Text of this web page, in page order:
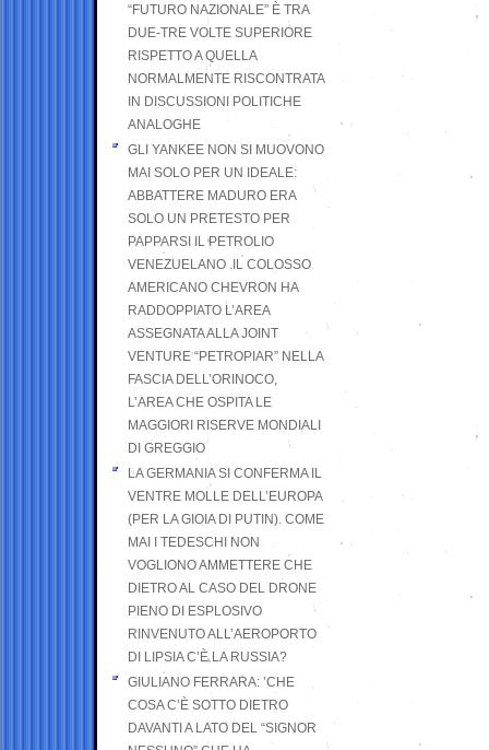
“FUTURO NAZIONALE” È TRA
DUE-TRE VOLTE SUPERIORE
RISPETTO A QUELLA
NORMALMENTE RISCONTRATA
IN DISCUSSIONI POLITICHE
ANALOGHE
GLI YANKEE NON SI MUOVONO
MAI SOLO PER UN IDEALE:
ABBATTERE MADURO ERA
SOLO UN PRETESTO PER
PAPPARSI IL PETROLIO
VENEZUELANO .IL COLOSSO
AMERICANO CHEVRON HA
RADDOPPIATO L’AREA
ASSEGNATA ALLA JOINT
VENTURE “PETROPIAR” NELLA
FASCIA DELL’ORINOCO,
L’AREA CHE OSPITA LE
MAGGIORI RISERVE MONDIALI
DI GREGGIO
LA GERMANIA SI CONFERMA IL
VENTRE MOLLE DELL’EUROPA
(PER LA GIOIA DI PUTIN). COME
MAI I TEDESCHI NON
VOGLIONO AMMETTERE CHE
DIETRO AL CASO DEL DRONE
PIENO DI ESPLOSIVO
RINVENUTO ALL’AEROPORTO
DI LIPSIA C’È LA RUSSIA?
GIULIANO FERRARA: ’CHE
COSA C’È SOTTO DIETRO
DAVANTI A LATO DEL “SIGNOR